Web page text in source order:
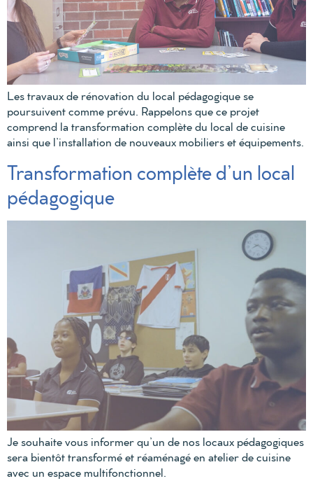
Les travaux de rénovation du local pédagogique se
poursuivent comme prévu. Rappelons que ce projet
comprend la transformation complète du local de cuisine
ainsi que l’installation de nouveaux mobiliers et équipements.
Transformation complète d’un local
pédagogique
Je souhaite vous informer qu’un de nos locaux pédagogiques
sera bientôt transformé et réaménagé en atelier de cuisine
avec un espace multifonctionnel.